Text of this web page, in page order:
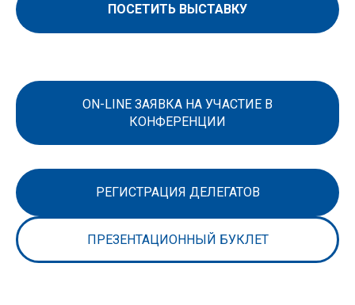
ПОСЕТИТЬ ВЫСТАВКУ
ON-LINE ЗАЯВКА НА УЧАСТИЕ В
КОНФЕРЕНЦИИ
РЕГИСТРАЦИЯ ДЕЛЕГАТОВ
ПРЕЗЕНТАЦИОННЫЙ БУКЛЕТ